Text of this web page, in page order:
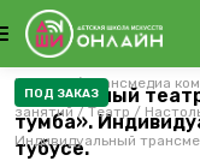
Каталог/Трансмедиа
занятий/Театр /
Индивидуальный
ПОД ЗАКАЗ
Настольный
тумба».
тубусе.